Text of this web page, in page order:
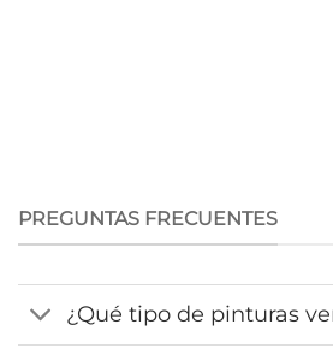
PREGUNTAS FRECUENTES
¿Qué tipo de pinturas